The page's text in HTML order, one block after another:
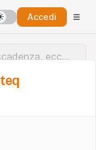
Accedi